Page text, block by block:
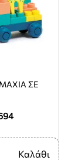
ΣΕ
Καλάθι